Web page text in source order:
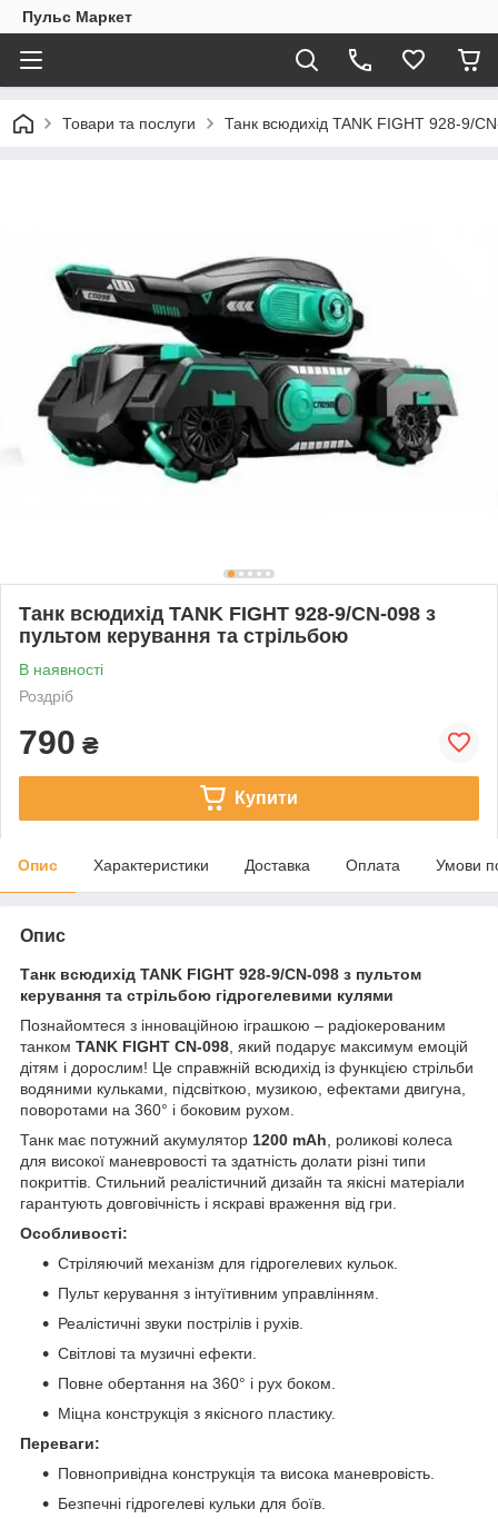
Пульс Маркет
Товари та послуги Танк всюдихід TANK FIGHT 928-9/
Танк всюдихід TANK FIGHT 928-9/CN-098 з
пультом керування та стрільбою
В наявності
Роздріб
790 ₴
Купити
Опис Характеристики Доставка Оплата Умови
Опис
Танк всюдихід TANK FIGHT 928-9/CN-098 з пультом
керування та стрільбою гідрогелевими кулями
Познайомтеся з інноваційною іграшкою – радіокерованим
танком TANK FIGHT CN-098 , який подарує максимум емоцій
дітям і дорослим! Це справжній всюдихід із функцією стрільби
водяними кульками, підсвіткою, музикою, ефектами двигуна,
поворотами на 360° і боковим рухом.
Танк має потужний акумулятор 1200 mAh , роликові колеса
для високої маневровості та здатність долати різні типи
покриттів. Стильний реалістичний дизайн та якісні матеріали
гарантують довговічність і яскраві враження від гри.
Особливості:
Стріляючий механізм для гідрогелевих кульок.
Пульт керування з інтуїтивним управлінням.
Реалістичні звуки пострілів і рухів.
Світлові та музичні ефекти.
Повне обертання на 360° і рух боком.
Міцна конструкція з якісного пластику.
Переваги:
Повнопривідна конструкція та висока маневровість.
Безпечні гідрогелеві кульки для боїв.